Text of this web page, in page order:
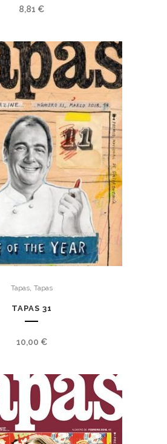
8,81 €
Tapas, Tapas
TAPAS 31
10,00 €